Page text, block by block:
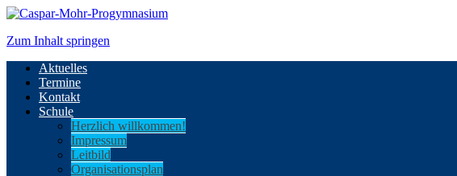
Zum Inhalt springen
Aktuelles
Termine
Kontakt
Schule
Herzlich willkommen!
Impressum
Leitbild
Organisationsplan